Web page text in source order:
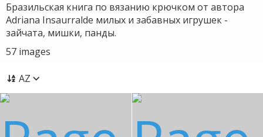
Бразильская книга по вязанию крючком от автора
Adriana Insaurralde милых и забавных игрушек -
зайчата, мишки, панды.
57 images
AZ